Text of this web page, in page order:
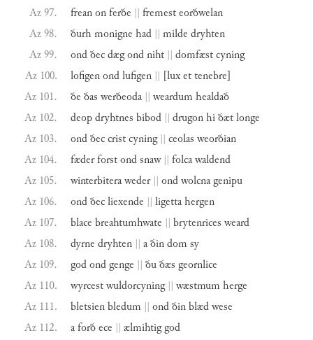
Az 97.
freanonferðe || fremesteorðwelan
Az 98.
ðurh monigne had || milde dryhten
Az 99.
ondðecdægondniht || domfæstcyning
Az 100.
lofigenondlufigen || [luxettenebre]
Az 101.
ðe ðas werðeoda || weardum healdað
Az 102.
deopdryhtnes bibod || drugonhiðætlonge
Az 103.
ondðeccristcyning || ceolas weorðian
Az 104.
fæderforstondsnaw || folcawaldend
Az 105.
winterbiteraweder || ondwolcnagenipu
Az 106.
ondðecliexende || ligettahergen
Az 107.
blace breahtumhwate || brytenrices weard
Az 108.
dyrne dryhten || aðindom sy
Az 109.
godondgenge || ðuðæs geornlice
Az 110.
wyrcestwuldorcyning || wæstmum herge
Az 111.
bletsienbledum || ondðinblædwese
Az 112.
aforðece || ælmihtiggod